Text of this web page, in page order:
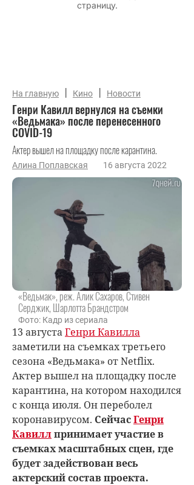
На главную | Кино | Новости
Генри Кавилл вернулся на съемки
«Ведьмака» после перенесенного
COVID-19
Актер вышел на площадку после карантина.
Алина Поплавская 16 августа 2022
«Ведьмак», реж. Алик Сахаров, Стивен
Серджик, Шарлотта Брандстром
Фото: Кадр из сериала
13 августаГенри Кавилла
заметили на съемках третьего
сезона «Ведьмака» от Netflix.
Актер вышел на площадку после
карантина, на котором находился
с конца июля. Он переболел
коронавирусом. СейчасГенри
Кавиллпринимает участие в
съемках масштабных сцен, где
будет задействован весь
актерский состав проекта.